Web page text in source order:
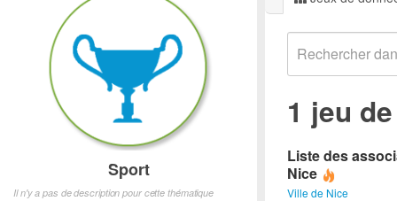
1 jeu
Liste des
Nice
Ville de Nice
Sport
Il n'y a pas de description pour cette thématique